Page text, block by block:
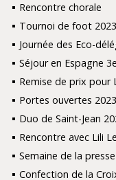
Rencontre chorale
Tournoi de foot 2023
Journée des Eco-
Séjour en Espagne
Remise de prix pour
Portes ouvertes 2023
Duo de Saint-Jean
Rencontre avec Lili
Semaine de la presse
Confection de la